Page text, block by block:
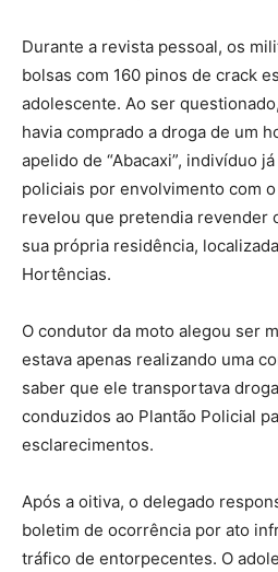
Durante a revista pessoal, os
bolsas com 160 pinos de crack
adolescente. Ao ser
havia comprado a droga de um
apelido de “Abacaxi”, indivíduo
policiais por envolvimento com
revelou que pretendia revender
sua própria residência,
Hortências.
O condutor da moto alegou ser
estava apenas realizando uma
saber que ele transportava
conduzidos ao Plantão Policial
esclarecimentos.
Após a oitiva, o delegado
boletim de ocorrência por ato
tráfico de entorpecentes. O